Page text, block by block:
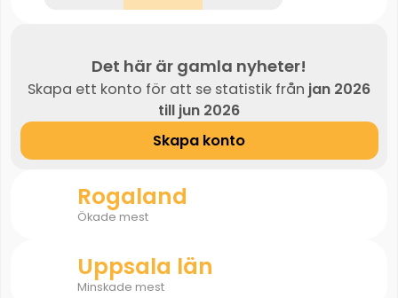
Det här är gamla nyheter!
Skapa ett konto för att se statistik från jan 2026
till jun 2026
Skapa konto
Rogaland
Ökade mest
Uppsala län
Minskade mest